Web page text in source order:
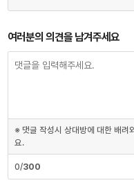
여러분의 의견을 남겨주세요
※ 댓글 작성시 상대방에 대한 배려
요.
0/300